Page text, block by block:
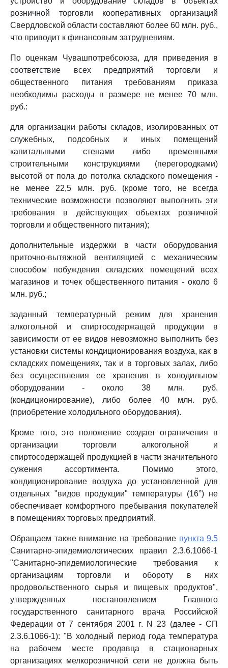
розничной торговли кооперативных организаций
Свердловской области составляют более 60 млн. руб.,
что приводит к финансовым затруднениям.
По оценкам Чувашпотребсоюза, для приведения в
соответствие всех предприятий торговли и
общественного питания требованиям приказа
необходимы расходы в размере не менее 70 млн.
руб.:
для организации работы складов, изолированных от
служебных, подсобных и иных помещений
капитальными стенами либо временными
строительными конструкциями (перегородками)
высотой от пола до потолка складского помещения -
не менее 22,5 млн. руб. (кроме того, не всегда
технические возможности позволяют выполнить эти
требования в действующих объектах розничной
торговли и общественного питания);
дополнительные издержки в части оборудования
приточно-вытяжной вентиляцией с механическим
способом побуждения складских помещений всех
магазинов и точек общественного питания - около 6
млн. руб.;
заданный температурный режим для хранения
алкогольной и спиртосодержащей продукции в
зависимости от ее видов невозможно выполнить без
установки системы кондиционирования воздуха, как в
складских помещениях, так и в торговых залах, либо
без осуществления ее хранения в холодильном
оборудовании - около 38 млн. руб.
(кондиционирование), либо более 40 млн. руб.
(приобретение холодильного оборудования).
Кроме того, это положение создает ограничения в
организации торговли алкогольной и
спиртосодержащей продукцией в части значительного
сужения ассортимента. Помимо этого,
кондиционирование воздуха до установленной для
отдельных "видов продукции" температуры (16°) не
обеспечивает комфортного пребывания покупателей
в помещениях торговых предприятий.
Обращаем также внимание на требование пункта 9.5
Санитарно-эпидемиологических правил 2.3.6.1066-1
"Санитарно-эпидемиологические требования к
организациям торговли и обороту в них
продовольственного сырья и пищевых продуктов",
утвержденных постановлением Главного
государственного санитарного врача Российской
Федерации от 7 сентября 2001 г. N 23 (далее - СП
2.3.6.1066-1): "В холодный период года температура
на рабочем месте продавца в стационарных
организациях мелкорозничной сети не должна быть